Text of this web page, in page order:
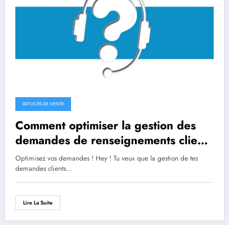
ASTUCES DE VENTE
Comment optimiser la gestion des
demandes de renseignements client
internes
Optimisez vos demandes ! Hey ! Tu veux que la gestion de tes
demandes clients…
Lire La Suite